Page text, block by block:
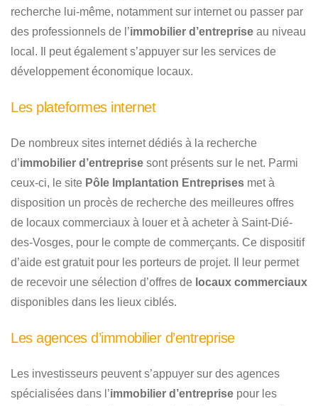
recherche lui-même, notamment sur internet ou passer par
des professionnels de l’immobilier d’entreprise au niveau
local. Il peut également s’appuyer sur les services de
développement économique locaux.
Les plateformes internet
De nombreux sites internet dédiés à la recherche
d’immobilier d’entreprise sont présents sur le net. Parmi
ceux-ci, le site Pôle Implantation Entreprises met à
disposition un procès de recherche des meilleures offres
de locaux commerciaux à louer et à acheter à Saint-Dié-
des-Vosges, pour le compte de commerçants. Ce dispositif
d’aide est gratuit pour les porteurs de projet. Il leur permet
de recevoir une sélection d’offres de locaux commerciaux
disponibles dans les lieux ciblés.
Les agences d’immobilier d’entreprise
Les investisseurs peuvent s’appuyer sur des agences
spécialisées dans l’immobilier d’entreprise pour les